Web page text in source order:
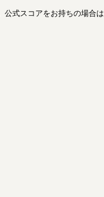
式スコアをお持ちの場合